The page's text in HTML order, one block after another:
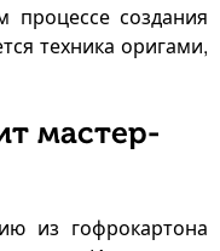
процессе создания
техника оригами,
мастер-
из гофрокартона